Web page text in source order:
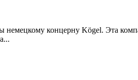
концерну Kögel. Эта